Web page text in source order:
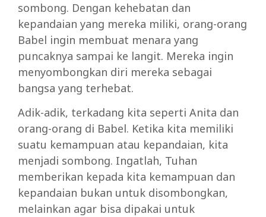
sombong. Dengan kehebatan dan
kepandaian yang mereka miliki, orang-orang
Babel ingin membuat menara yang
puncaknya sampai ke langit. Mereka ingin
menyombongkan diri mereka sebagai
bangsa yang terhebat.
Adik-adik, terkadang kita seperti Anita dan
orang-orang di Babel. Ketika kita memiliki
suatu kemampuan atau kepandaian, kita
menjadi sombong. Ingatlah, Tuhan
memberikan kepada kita kemampuan dan
kepandaian bukan untuk disombongkan,
melainkan agar bisa dipakai untuk